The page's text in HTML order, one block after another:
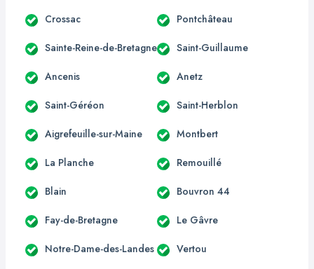
Crossac Pontchâteau
Sainte-Reine-de-Bretagne Saint-Guillaume
Ancenis Anetz
Saint-Géréon Saint-Herblon
Aigrefeuille-sur-Maine Montbert
La Planche Remouillé
Blain Bouvron 44
Fay-de-Bretagne Le Gâvre
Notre-Dame-des-Landes Vertou